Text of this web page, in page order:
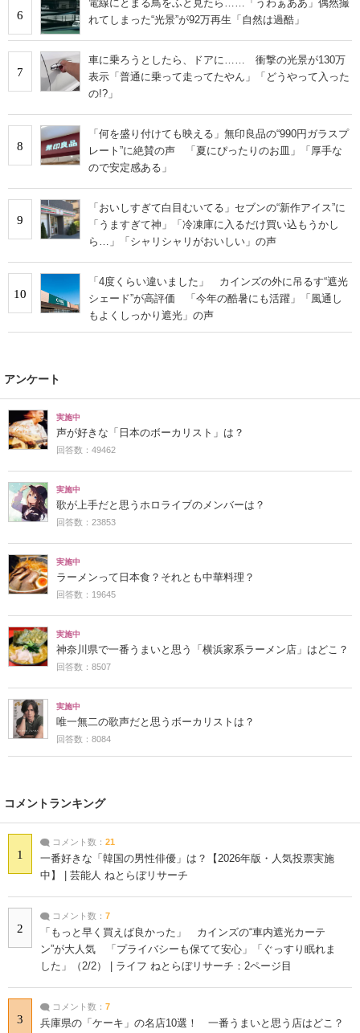
6
電線にとまる鳥をふと見たら……「うわぁああ」偶然撮
れてしまった“光景”が92万再生「自然は過酷」
7
車に乗ろうとしたら、ドアに…… 衝撃の光景が130万
表示「普通に乗って走ってたやん」「どうやって入った
の!?」
8
「何を盛り付けても映える」無印良品の“990円ガラスプ
レート”に絶賛の声 「夏にぴったりのお皿」「厚手な
ので安定感ある」
9
「おいしすぎて白目むいてる」セブンの“新作アイス”に
「うますぎて神」「冷凍庫に入るだけ買い込もうかし
ら…」「シャリシャリがおいしい」の声
10
「4度くらい違いました」 カインズの外に吊るす“遮光
シェード”が高評価 「今年の酷暑にも活躍」「風通し
もよくしっかり遮光」の声
アンケート
実施中
声が好きな「日本のボーカリスト」は？
回答数：49462
実施中
歌が上手だと思うホロライブのメンバーは？
回答数：23853
実施中
ラーメンって日本食？それとも中華料理？
回答数：19645
実施中
神奈川県で一番うまいと思う「横浜家系ラーメン店」はどこ？
回答数：8507
実施中
唯一無二の歌声だと思うボーカリストは？
回答数：8084
コメントランキング
1
コメント数： 21
一番好きな「韓国の男性俳優」は？【2026年版・人気投票実施
中】 | 芸能人 ねとらぼリサーチ
2
コメント数： 7
「もっと早く買えば良かった」 カインズの“車内遮光カーテ
ン”が大人気 「プライバシーも保てて安心」「ぐっすり眠れま
した」（2/2） | ライフ ねとらぼリサーチ：2ページ目
3
コメント数： 7
兵庫県の「ケーキ」の名店10選！ 一番うまいと思う店はどこ？